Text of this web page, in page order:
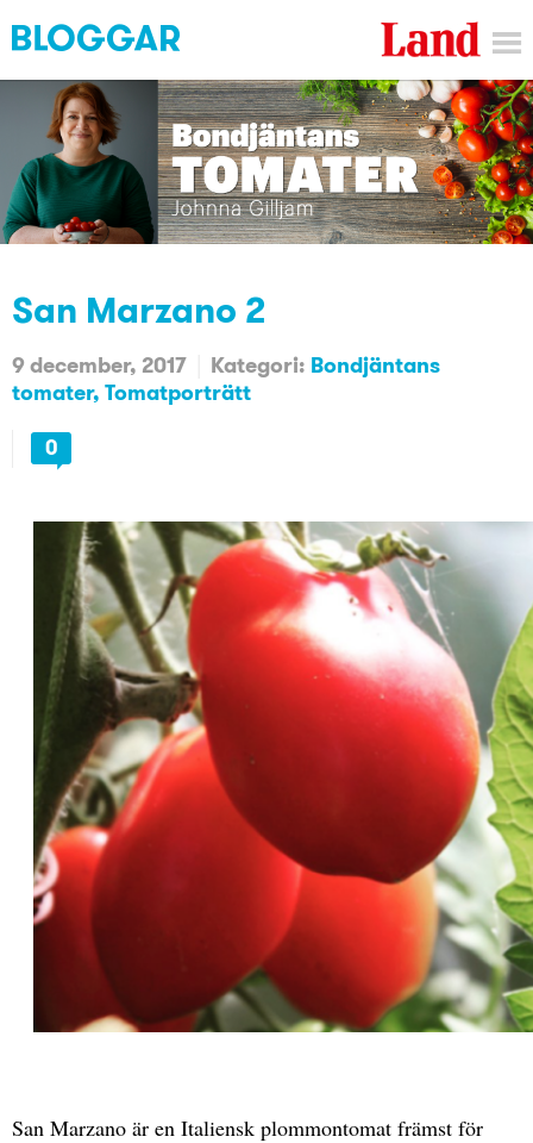
San Marzano 2
9 december, 2017 Kategori: Bondjäntans
tomater Tomatporträtt
0
San Marzano är en Italiensk plommontomat främst för